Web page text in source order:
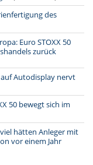
des
Euro STOXX 50
zurück
Autodisplay nervt
50 bewegt sich im
hätten Anleger mit
vor einem Jahr